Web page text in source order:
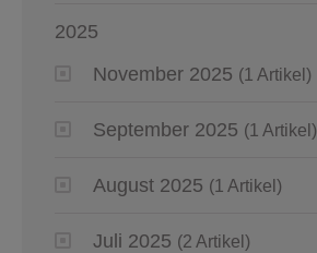
2025
November 2025 (1 Artikel)
September 2025 (1 Artikel)
August 2025 (1 Artikel)
Juli 2025 (2 Artikel)